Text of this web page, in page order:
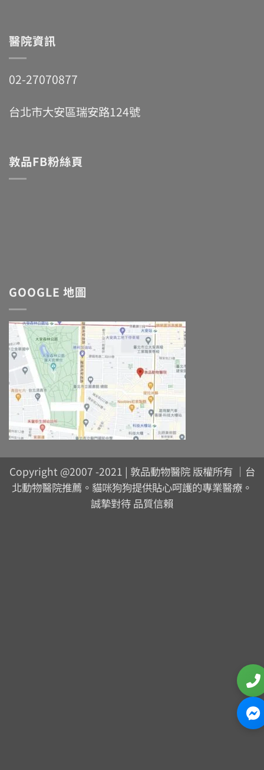
醫院資訊
02-27070877
台北市大安區瑞安路124號
敦品FB粉絲頁
GOOGLE 地圖
Copyright @2007 -2021 | 敦品動物醫院 版權所有 ｜台
北動物醫院推薦。貓咪狗狗提供貼心呵護的專業醫療。
誠摯對待 品質信賴